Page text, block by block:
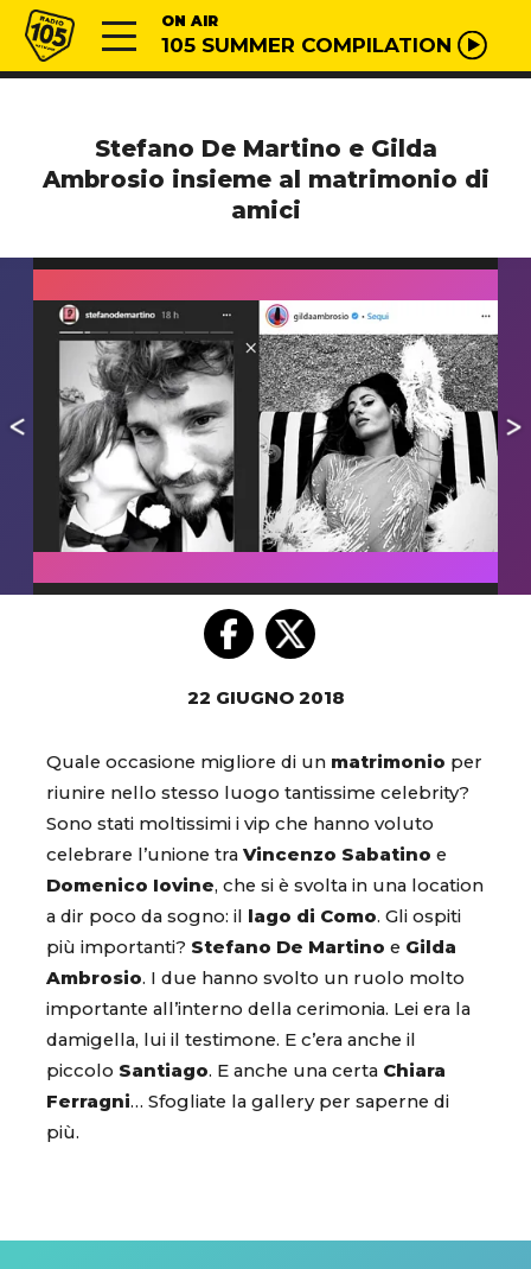
Vai al contenuto
Radio 105 ON AIR
105 SUMMER COMPILATION
Stefano De Martino e Gilda
Ambrosio insieme al matrimonio di
amici
22 GIUGNO 2018
Quale occasione migliore di un matrimonio per
riunire nello stesso luogo tantissime celebrity?
Sono stati moltissimi i vip che hanno voluto
celebrare l’unione tra Vincenzo Sabatino e
Domenico Iovine, che si è svolta in una location
a dir poco da sogno: il lago di Como. Gli ospiti
più importanti? Stefano De Martino e Gilda
Ambrosio. I due hanno svolto un ruolo molto
importante all’interno della cerimonia. Lei era la
damigella, lui il testimone. E c’era anche il
piccolo Santiago. E anche una certa Chiara
Ferragni… Sfogliate la gallery per saperne di
più.